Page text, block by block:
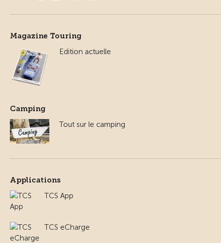
Magazine Touring
Edition actuelle
Camping
Tout sur le camping
Applications
TCS App
TCS eCharge